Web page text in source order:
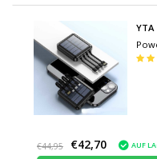
YTA
€44,95 €42,70 AUF